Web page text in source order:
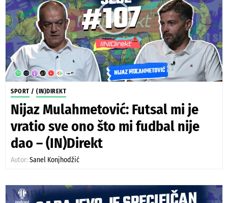
SPORT / (IN)DIREKT
Nijaz Mulahmetović: Futsal mi je
vratio sve ono što mi fudbal nije
dao – (IN)Direkt
Autor: Sanel Konjhodžić